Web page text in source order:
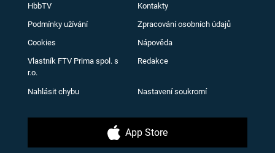
HbbTV Kontakty
Podmínky užívání Zpracování osobních údajů
Cookies Nápověda
Vlastník FTV Prima spol. s
r.o.
Redakce
Nahlásit chybu Nastavení soukromí
App Store